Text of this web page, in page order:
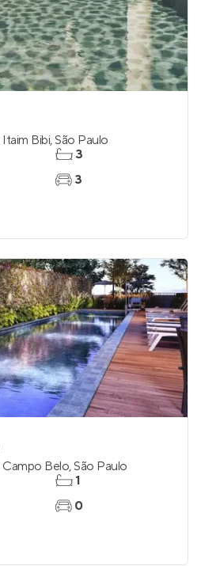
Itaim Bibi,São Paulo
3
3
Campo Belo,São Paulo
1
0